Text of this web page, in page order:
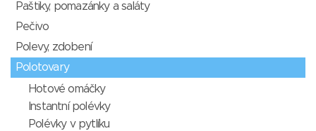
Paštiky, pomazánky a saláty
Pečivo
Polevy, zdobení
Polotovary
Hotové omáčky
Instantní polévky
Polévky v pytlíku